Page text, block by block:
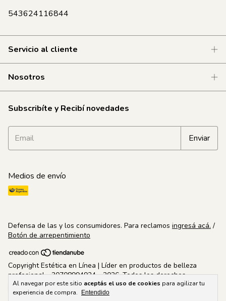
Al navegar por este sitio aceptás el uso de cookies para agilizar tu
experiencia de compra.
Entendido
543624116844
Servicio al cliente
Nosotros
Subscribíte y Recibí novedades
Medios de envío
Defensa de las y los consumidores. Para reclamos ingresá acá. /
Botón de arrepentimiento
Copyright Estética en Línea | Líder en productos de belleza
profesional - 30708994924 - 2026. Todos los derechos
reservados.